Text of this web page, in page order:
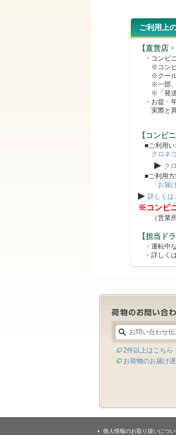
ご利用上
【直営店
・コンビ
※コンビニ
※クール宅
※一部、「
※「発送」
・お盆・
実際と異
【コンビ
■ご利用い
クロネ
▶ ク
■ご利用方
「お届
▶ 詳しくは
※コンビ
（営業
【担当ド
・運転中
・詳しく
2件以上はこちら
お荷物のお届け
個人情報のお取り扱いについ